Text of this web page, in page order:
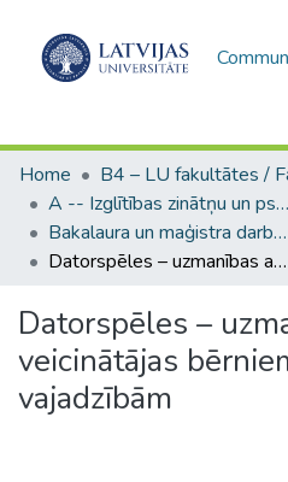
Home
A -- Izglītības zinātņu un psiholoģijas fakultāte / Faculty of Education Sciences and Psychology
Bakalaura un maģistra darbi (PPMF) / Bachelor's and Master's theses
Datorspēles – uzmanības attīstības veicinātājas bērniem ar speciālām vajadzībām
Datorspēles –
veicinātājas
vajadzībām